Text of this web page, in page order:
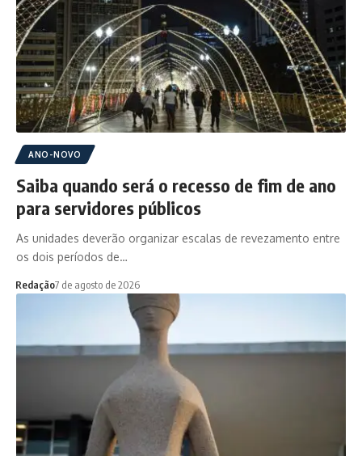
ANO-NOVO
Saiba quando será o recesso de fim de ano
para servidores públicos
As unidades deverão organizar escalas de revezamento entre
os dois períodos de…
Redação7 de agosto de 2026